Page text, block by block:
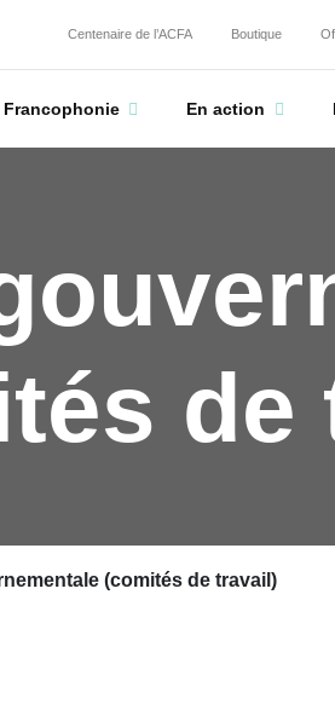
Centenaire de l’ACFA Boutique
Francophonie En action
de
(comités de travail)